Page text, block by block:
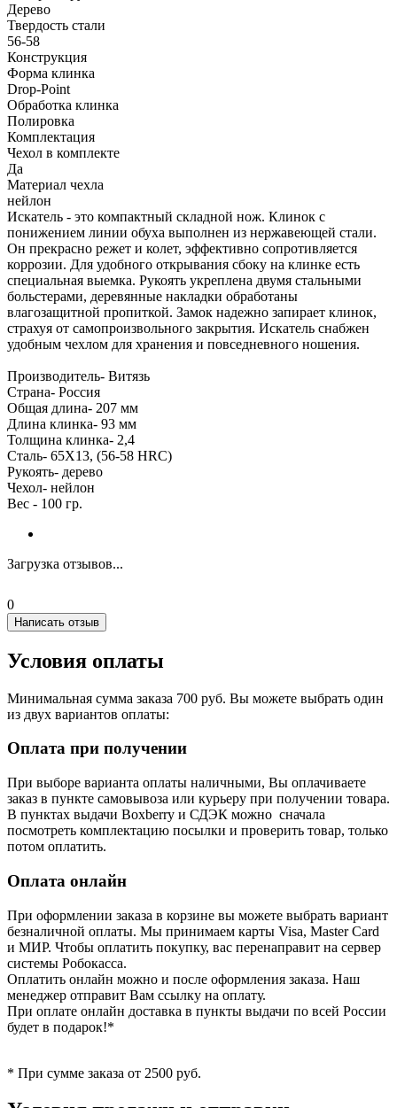
Дерево
Твердость стали
56-58
Конструкция
Форма клинка
Drop-Point
Обработка клинка
Полировка
Комплектация
Чехол в комплекте
Да
Материал чехла
нейлон
Искатель - это компактный складной нож. Клинок с
понижением линии обуха выполнен из нержавеющей стали.
Он прекрасно режет и колет, эффективно сопротивляется
коррозии. Для удобного открывания сбоку на клинке есть
специальная выемка. Рукоять укреплена двумя стальными
больстерами, деревянные накладки обработаны
влагозащитной пропиткой. Замок надежно запирает клинок,
страхуя от самопроизвольного закрытия. Искатель снабжен
удобным чехлом для хранения и повседневного ношения.
Производитель- Витязь
Страна- Россия
Oбщая длина- 207 мм
Длина клинка- 93 мм
Толщина клинка- 2,4
Сталь- 65Х13, (56-58 HRC)
Рукоять- дерево
Чехол- нейлон
Вес - 100 гр.
Загрузка отзывов...
0
Написать отзыв
Условия оплаты
Минимальная сумма заказа 700 руб. Вы можете выбрать один
из двух вариантов оплаты:
Оплата при получении
При выборе варианта оплаты наличными, Вы оплачиваете
заказ в пункте самовывоза или курьеру при получении товара.
В пунктах выдачи Boxberry и СДЭК можно сначала
посмотреть комплектацию посылки и проверить товар, только
потом оплатить.
Оплата онлайн
При оформлении заказа в корзине вы можете выбрать вариант
безналичной оплаты. Мы принимаем карты Visa, Master Card
и МИР. Чтобы оплатить покупку, вас перенаправит на сервер
системы Робокасса.
Оплатить онлайн можно и после оформления заказа. Наш
менеджер отправит Вам ссылку на оплату.
При оплате онлайн доставка в пункты выдачи по всей России
будет в подарок!*
* При сумме заказа от 2500 руб.